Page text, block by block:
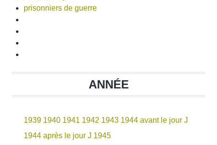
prisonniers de guerre
ANNÉE
1939 1940 1941 1942 1943 1944 avant le jour J
1944 après le jour J 1945